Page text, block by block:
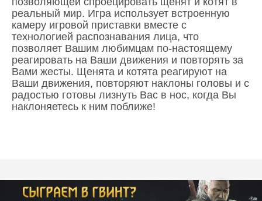
реальный мир. Игра использует встроенную
камеру игровой приставки вместе с
технологией распознавания лица, что
позволяет Вашим любимцам по-настоящему
реагировать на Ваши движения и повторять за
Вами жесты. Щенята и котята реагируют на
Ваши движения, повторяют наклоны головы и с
радостью готовы лизнуть Вас в нос, когда Вы
наклоняетесь к ним поближе!